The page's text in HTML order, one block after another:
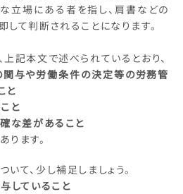
立場にある者を指し、肩書などの
て判断されることになります。
記本文で述べられているとおり、
与や労働条件の決定等の労務管
と
と
な差があること
ます。
て、少し補足しましょう。
していること